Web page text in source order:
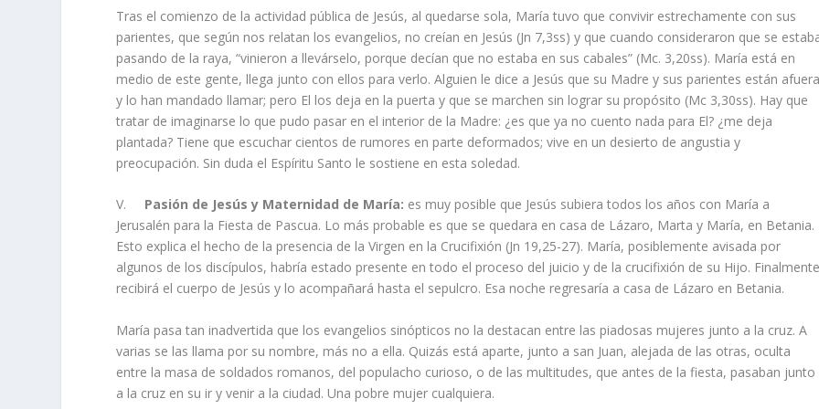
Tras el comienzo de la actividad pública de Jesús, al quedarse sola, María tuvo que convivir estrechamente con sus
parientes, que según nos relatan los evangelios, no creían en Jesús (Jn 7,3ss) y que cuando consideraron que se
pasando de la raya, “vinieron a llevárselo, porque decían que no estaba en sus cabales” (Mc. 3,20ss). María está en
medio de este gente, llega junto con ellos para verlo. Alguien le dice a Jesús que su Madre y sus parientes están afuera
y lo han mandado llamar; pero El los deja en la puerta y que se marchen sin lograr su propósito (Mc 3,30ss). Hay que
tratar de imaginarse lo que pudo pasar en el interior de la Madre: ¿es que ya no cuento nada para El? ¿me deja
plantada? Tiene que escuchar cientos de rumores en parte deformados; vive en un desierto de angustia y
preocupación. Sin duda el Espíritu Santo le sostiene en esta soledad.
V. Pasión de Jesús y Maternidad de María: es muy posible que Jesús subiera todos los años con María a
Jerusalén para la Fiesta de Pascua. Lo más probable es que se quedara en casa de Lázaro, Marta y María, en Betania.
Esto explica el hecho de la presencia de la Virgen en la Crucifixión (Jn 19,25-27). María, posiblemente avisada por
algunos de los discípulos, habría estado presente en todo el proceso del juicio y de la crucifixión de su Hijo.
recibirá el cuerpo de Jesús y lo acompañará hasta el sepulcro. Esa noche regresaría a casa de Lázaro en Betania.
María pasa tan inadvertida que los evangelios sinópticos no la destacan entre las piadosas mujeres junto a la cruz. A
varias se las llama por su nombre, más no a ella. Quizás está aparte, junto a san Juan, alejada de las otras, oculta
entre la masa de soldados romanos, del populacho curioso, o de las multitudes, que antes de la fiesta, pasaban junto
a la cruz en su ir y venir a la ciudad. Una pobre mujer cualquiera.